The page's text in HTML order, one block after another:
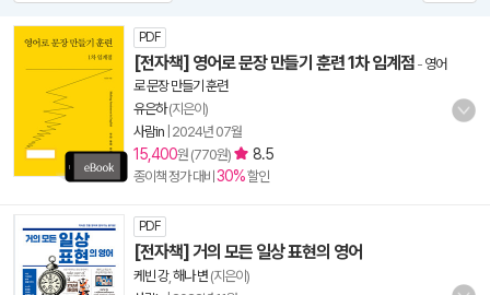
PDF
[전자책] 영어로 문장 만들기 훈련 1차 임계점 - 영어
로 문장 만들기 훈련
유은하(지은이)
사람in 2024년 07월
15,400원 (770원) 8.5
종이책 정가 대비 30%할인
PDF
[전자책] 거의 모든 일상 표현의 영어
케빈 강, 해나 변 (지은이)